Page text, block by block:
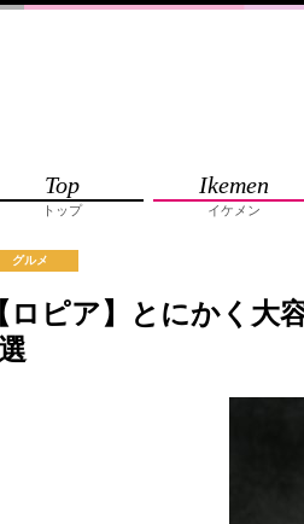
Top
トップ
Ikemen
イケメン
グルメ
ロピア】とにかく大